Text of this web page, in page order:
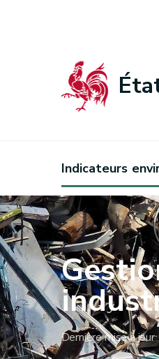
Indicateurs
Dernière mise à